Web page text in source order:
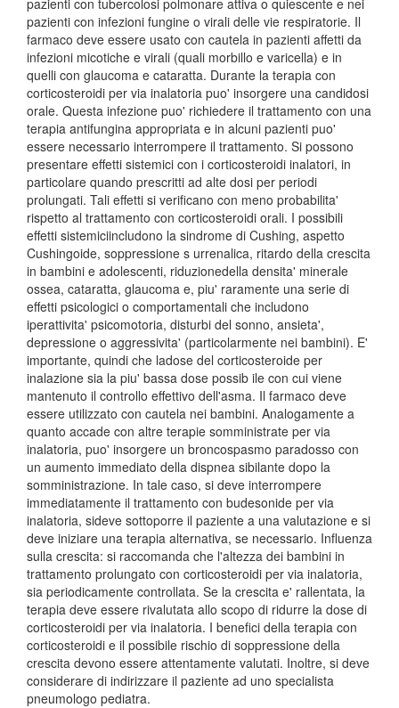
pazienti con tubercolosi polmonare attiva o quiescente e nei
pazienti con infezioni fungine o virali delle vie respiratorie. Il
farmaco deve essere usato con cautela in pazienti affetti da
infezioni micotiche e virali (quali morbillo e varicella) e in
quelli con glaucoma e cataratta. Durante la terapia con
corticosteroidi per via inalatoria puo' insorgere una candidosi
orale. Questa infezione puo' richiedere il trattamento con una
terapia antifungina appropriata e in alcuni pazienti puo'
essere necessario interrompere il trattamento. Si possono
presentare effetti sistemici con i corticosteroidi inalatori, in
particolare quando prescritti ad alte dosi per periodi
prolungati. Tali effetti si verificano con meno probabilita'
rispetto al trattamento con corticosteroidi orali. I possibili
effetti sistemiciincludono la sindrome di Cushing, aspetto
Cushingoide, soppressione s urrenalica, ritardo della crescita
in bambini e adolescenti, riduzionedella densita' minerale
ossea, cataratta, glaucoma e, piu' raramente una serie di
effetti psicologici o comportamentali che includono
iperattivita' psicomotoria, disturbi del sonno, ansieta',
depressione o aggressivita' (particolarmente nei bambini). E'
importante, quindi che ladose del corticosteroide per
inalazione sia la piu' bassa dose possib ile con cui viene
mantenuto il controllo effettivo dell'asma. Il farmaco deve
essere utilizzato con cautela nei bambini. Analogamente a
quanto accade con altre terapie somministrate per via
inalatoria, puo' insorgere un broncospasmo paradosso con
un aumento immediato della dispnea sibilante dopo la
somministrazione. In tale caso, si deve interrompere
immediatamente il trattamento con budesonide per via
inalatoria, sideve sottoporre il paziente a una valutazione e si
deve iniziare una terapia alternativa, se necessario. Influenza
sulla crescita: si raccomanda che l'altezza dei bambini in
trattamento prolungato con corticosteroidi per via inalatoria,
sia periodicamente controllata. Se la crescita e' rallentata, la
terapia deve essere rivalutata allo scopo di ridurre la dose di
corticosteroidi per via inalatoria. I benefici della terapia con
corticosteroidi e il possibile rischio di soppressione della
crescita devono essere attentamente valutati. Inoltre, si deve
considerare di indirizzare il paziente ad uno specialista
pneumologo pediatra.